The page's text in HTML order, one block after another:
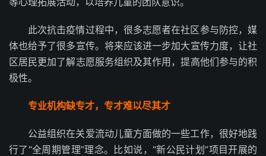
此次抗击疫情过程中，很多志愿者在社区参与防控，媒
体也给予了很多宣传。将来应该进一步加大宣传力度，让社
区居民更加了解志愿服务组织及其作用，提高他们参与的积
极性。
专业机构缺专才，专才难以尽其才
公益组织在关爱流动儿童方面做的一些工作，很好地践
行了“全周期管理”理念。比如说，“新公民计划”项目开展的